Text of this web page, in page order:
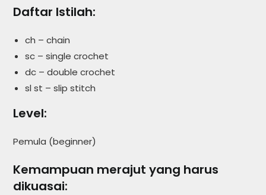
Daftar Istilah:
ch – chain
sc – single crochet
dc – double crochet
sl st – slip stitch
Level:
Pemula (beginner)
Kemampuan merajut yang harus
dikuasai: